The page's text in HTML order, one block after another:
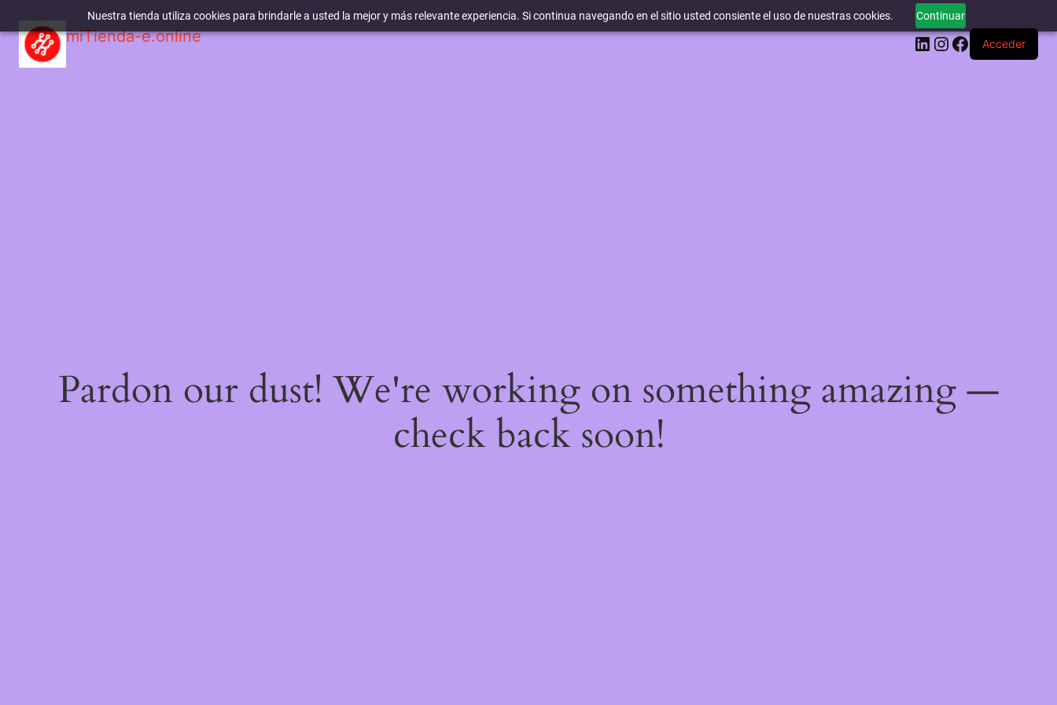
Nuestra tienda utiliza cookies para brindarle a usted la mejor y más relevante experiencia. Si continua navegando en el sitio usted consiente el uso de nuestras cookies. Continuar
miTienda-e.online LinkedIn
Instagram
Facebook
Acceder
Pardon our dust! We're working on something amazing —
check back soon!